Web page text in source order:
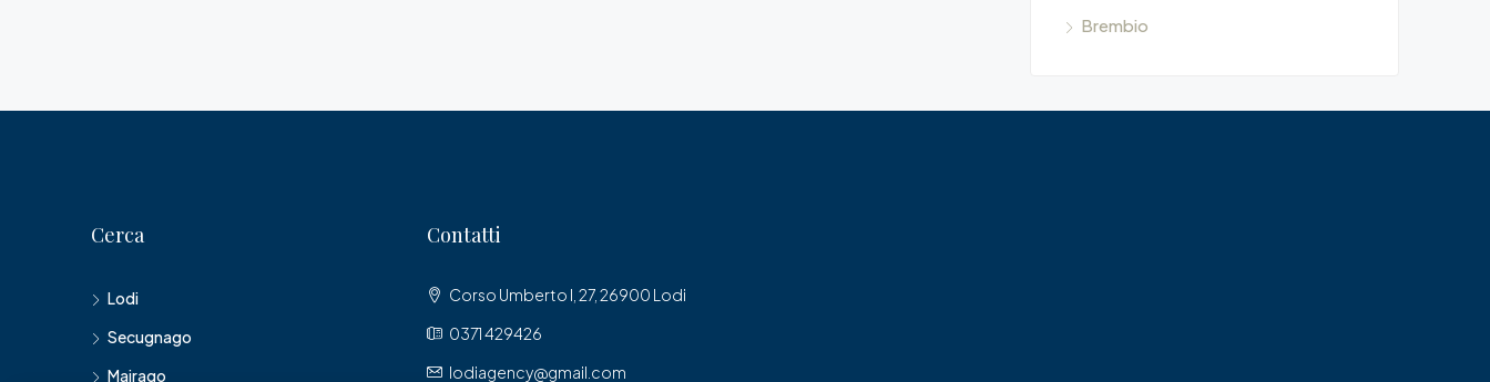
Brembio
Cerca
Lodi
Secugnago
Mairago
Contatti
Corso Umberto I, 27, 26900 Lodi
0371 429426
lodiagency@gmail.com